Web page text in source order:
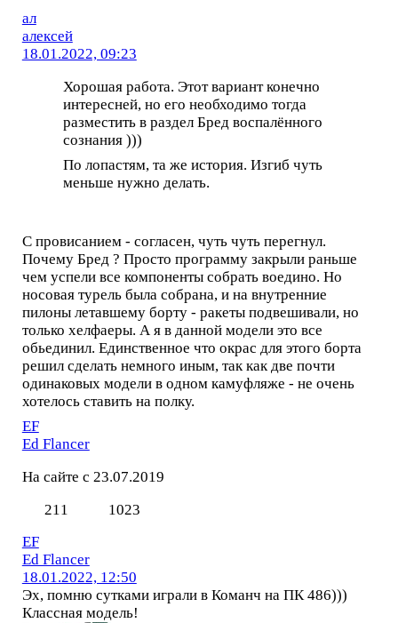
ал
алексей
18.01.2022, 09:23
Хорошая работа. Этот вариант конечно
интересней, но его необходимо тогда
разместить в раздел Бред воспалённого
сознания )))
По лопастям, та же история. Изгиб чуть
меньше нужно делать.
С провисанием - согласен, чуть чуть перегнул.
Почему Бред ? Просто программу закрыли раньше
чем успели все компоненты собрать воедино. Но
носовая турель была собрана, и на внутренние
пилоны летавшему борту - ракеты подвешивали, но
только хелфаеры. А я в данной модели это все
обьединил. Единственное что окрас для этого борта
решил сделать немного иным, так как две почти
одинаковых модели в одном камуфляже - не очень
хотелось ставить на полку.
EF
Ed Flancer
На сайте с 23.07.2019
211
1023
EF
Ed Flancer
18.01.2022, 12:50
Эх, помню сутками играли в Команч на ПК 486)))
Классная модель!